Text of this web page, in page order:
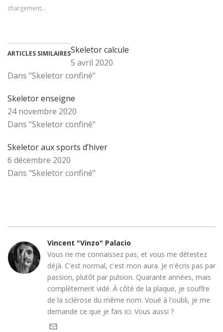
chargement…
ARTICLES SIMILAIRESSkeletor calcule
5 avril 2020
Dans "Skeletor confiné"
Skeletor enseigne
24 novembre 2020
Dans "Skeletor confiné"
Skeletor aux sports d’hiver
6 décembre 2020
Dans "Skeletor confiné"
Vincent "Vinzo" Palacio
Vous ne me connaissez pas, et vous me détestez
déjà. C'est normal, c'est mon aura. Je n'écris pas par
passion, plutôt par pulsion. Quarante années, mais
complètement vidé. À côté de la plaque, je souffre
de la sclérose du même nom. Voué à l'oubli, je me
demande ce que je fais ici. Vous aussi ?